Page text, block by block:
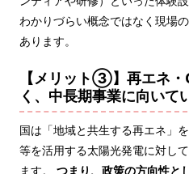
わかりづらい概念ではなく現場
あります。
【メリット③】再エネ
く、中長期事業に向いて
国は「地域と共生する再エネ」
等を活用する太陽光発電に対し
ます。 つまり、政策の方向性と